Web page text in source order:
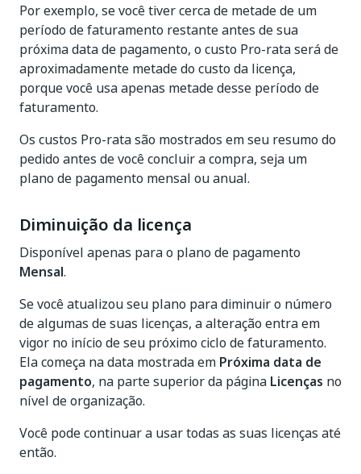
Por exemplo, se você tiver cerca de metade de um
período de faturamento restante antes de sua
próxima data de pagamento, o custo Pro-rata será de
aproximadamente metade do custo da licença,
porque você usa apenas metade desse período de
faturamento.
Os custos Pro-rata são mostrados em seu resumo do
pedido antes de você concluir a compra, seja um
plano de pagamento mensal ou anual.
Diminuição da licença
Disponível apenas para o plano de pagamento
Mensal.
Se você atualizou seu plano para diminuir o número
de algumas de suas licenças, a alteração entra em
vigor no início de seu próximo ciclo de faturamento.
Ela começa na data mostrada em Próxima data de
pagamento, na parte superior da página Licenças no
nível de organização.
Você pode continuar a usar todas as suas licenças até
então.